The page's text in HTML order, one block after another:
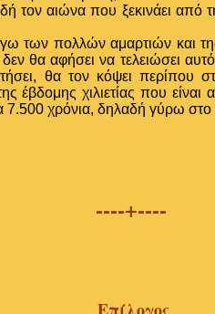
τον αιώνα που ξεκινάει από
των πολλών αμαρτιών και
θα αφήσει να τελειώσει
θα τον κόψει περίπου
έβδομης χιλιετίας που
7.500 χρόνια, δηλαδή γύρω
----+----